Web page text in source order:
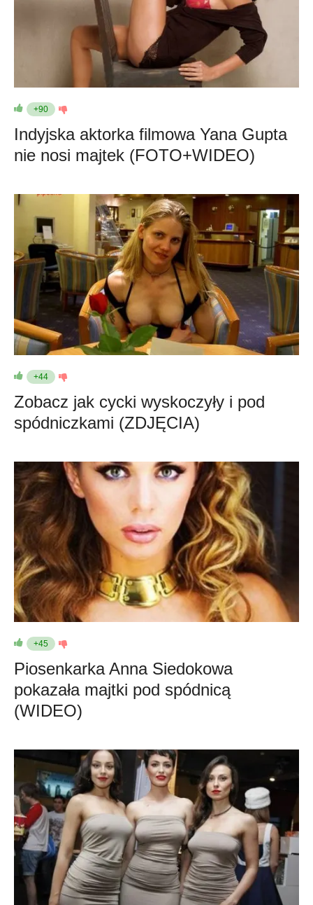
+90
Indyjska aktorka filmowa Yana Gupta
nie nosi majtek (FOTO+WIDEO)
+44
Zobacz jak cycki wyskoczyły i pod
spódniczkami (ZDJĘCIA)
+45
Piosenkarka Anna Siedokowa
pokazała majtki pod spódnicą
(WIDEO)